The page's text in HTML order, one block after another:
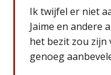
Ik twijfel er niet
Jaime en andere
het bezit zou zijn
genoeg